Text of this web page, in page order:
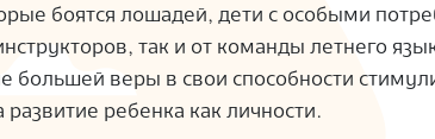
боятся лошадей, дети с особыми
так и от команды летнего
большей веры в свои способности
ребенка как личности.